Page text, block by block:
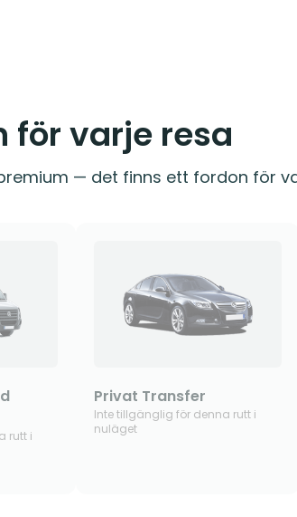
för varje resa
— det finns ett fordon för
rutt i
Privat Transfer
Inte tillgänglig för denna rutt i
nuläget